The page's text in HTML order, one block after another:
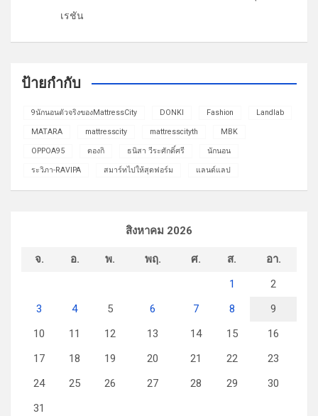
เรชัน
ป้ายกำกับ
9นักนอนตัวจริงของMattressCity DONKI Fashion Landlab
MATARA mattresscity mattresscityth MBK
OPPOA95 ดองกิ ธนิสา วีระศักดิ์ศรี นักนอน
ระวิภา-RAVIPA สมาร์ทไปให้สุดฟอร์ม แลนด์แลป
สิงหาคม 2026
จ. อ. พ. พฤ. ศ. ส.
อา.
1
2
3
4 5 6 7 8
9
10
11 12 13 14 15
16
17
18 19 20 21 22
23
24
25 26 27 28 29
30
31